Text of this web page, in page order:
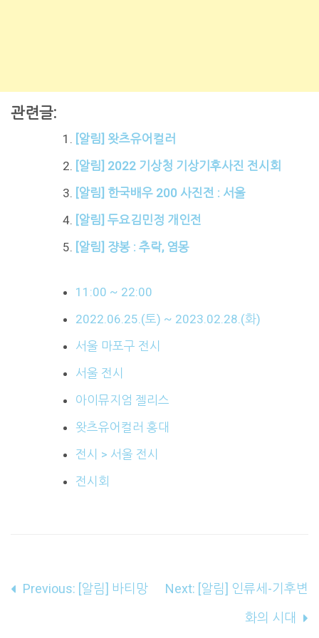
관련글:
[알림] 왓츠유어컬러
[알림] 2022 기상청 기상기후사진 전시회
[알림] 한국배우 200 사진전 : 서울
[알림] 두요김민정 개인전
[알림] 쟝봉 : 추락, 염몽
11:00 ~ 22:00
2022.06.25.(토) ~ 2023.02.28.(화)
서울 마포구 전시
서울 전시
아이뮤지엄 젤리스
왓츠유어컬러 홍대
전시 > 서울 전시
전시회
글Previous: [알림] 바티망 Next: [알림] 인류세-기후변
화의 시대